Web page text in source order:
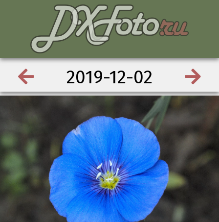
2019-12-02